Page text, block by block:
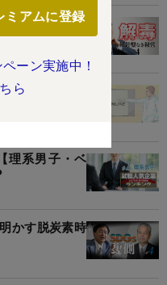
ミアムに登録
ーン実施中！
ら
化けはしない
」を減らすた
理系男子・ベ
かす脱炭素時